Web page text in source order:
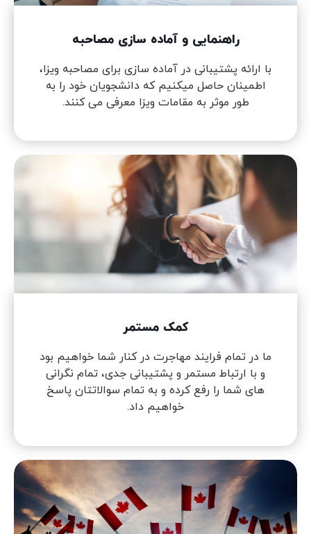
راهنمایی و آماده سازی مصاحبه
با ارائه پشتیبانی در آماده سازی برای مصاحبه ویزا،
اطمینان حاصل میکنیم که دانشجویان خود را به
طور موثر به مقامات ویزا معرفی می کنند.
کمک مستمر
ما در تمام فرایند مهاجرت در کنار شما خواهیم بود
و با ارتباط مستمر و پشتیبانی جدی، تمام نگرانی
های شما را رفع کرده و به تمام سوالاتتان پاسخ
خواهیم داد.